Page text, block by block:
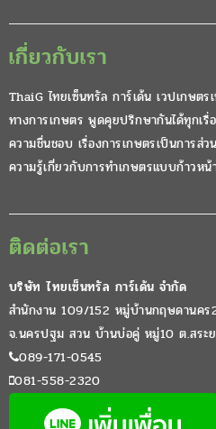
เกี่ยวกับเรา
ThaiG ไทยเซ็นทรัล การ์เด้น เวปเกษต
ทางการเกษตร พูดคุยปรึกษากันได้ทุกเรื่
ความชื่นชอบ เรื่องการเกษตรเป็นการส่
ความรู้เกี่ยวกับการทำเกษตรแบบก้าวห
ติดต่อเรา
บริษัท ไทยเซ็นทรัล การ์เด้น จำกัด
สำนักงาน 109/152 หมู่บ้านกฤษดานคร
จ.นครปฐม สวน บ้านบ่อคู่ หมู่10 ต.สระ
089-171-0545
081-558-2320